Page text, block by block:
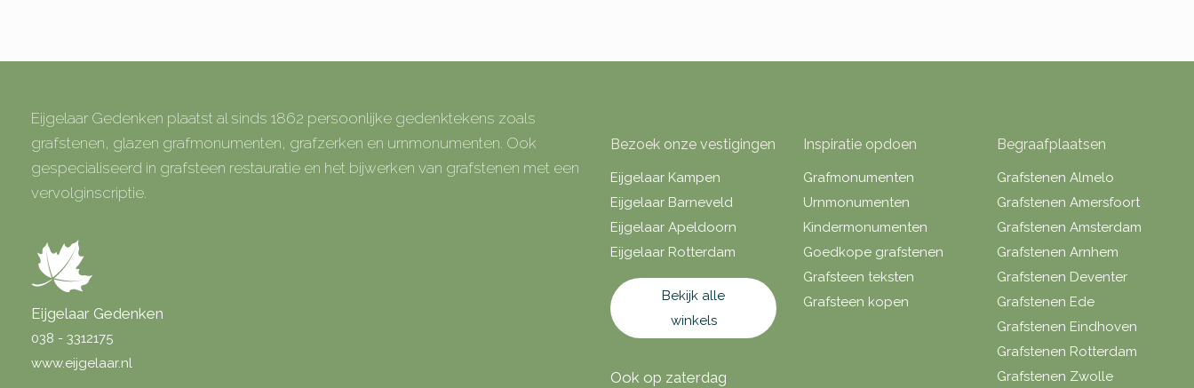
Eijgelaar Gedenken plaatst al sinds 1862 persoonlijke gedenktekens zoals
grafstenen, glazen grafmonumenten, grafzerken en urnmonumenten. Ook
gespecialiseerd in grafsteen restauratie en het bijwerken van grafstenen met een
vervolginscriptie.
Eijgelaar Gedenken
038 - 3312175
www.eijgelaar.nl
Bezoek onze vestigingen
Eijgelaar Kampen
Eijgelaar Barneveld
Eijgelaar Apeldoorn
Eijgelaar Rotterdam
Bekijk alle
winkels
Ook op zaterdag
Inspiratie opdoen
Grafmonumenten
Urnmonumenten
Kindermonumenten
Goedkope grafstenen
Grafsteen teksten
Grafsteen kopen
Begraafplaatsen
Grafstenen Almelo
Grafstenen Amersfoort
Grafstenen Amsterdam
Grafstenen Arnhem
Grafstenen Deventer
Grafstenen Ede
Grafstenen Eindhoven
Grafstenen Rotterdam
Grafstenen Zwolle